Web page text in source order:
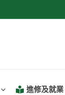
進修及就業